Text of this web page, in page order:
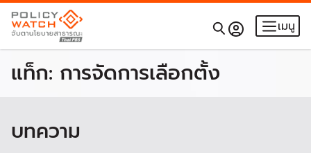
เมนู
แท็ก: การจัดการเลือกตั้ง
บทความ